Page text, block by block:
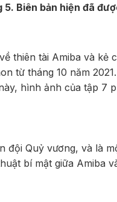
Biên bản hiện đã
thiên tài Amiba và kẻ
từ tháng 10 năm
hình ảnh của tập 7
đội Quỷ vương, và là
bí mật giữa Amiba